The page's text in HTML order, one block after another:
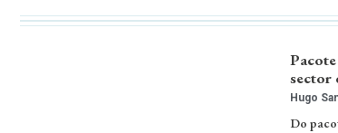
sector
Hugo
Do